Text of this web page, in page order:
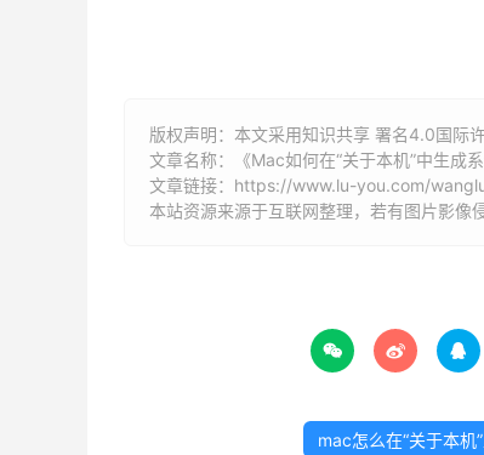
版权声明：本文采用知识共享 署名4.0国际
文章名称：《Mac如何在“关于本机”中生成系
文章链接： https://www.lu-you.com/
本站资源来源于互联网整理，若有图片影
  
mac怎么在“关于本